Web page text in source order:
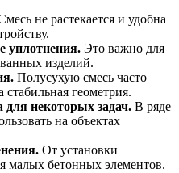
не растекается и удобна
уплотнения. Это важно для
изделий.
Полусухую смесь часто
геометрия.
для некоторых задач. В ряде
на объектах
От установки
малых бетонных элементов.